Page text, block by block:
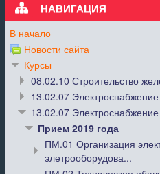
НАВИГАЦИЯ
В начало
Новости сайта
Курсы
08.02.10 Строительство
13.02.07 Электроснабжение
13.02.07
Прием 2019 года
ПМ.01 Организация
элетрооборудова...